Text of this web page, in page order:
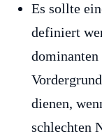
Es sollte
definiert
dienen,
schlechten